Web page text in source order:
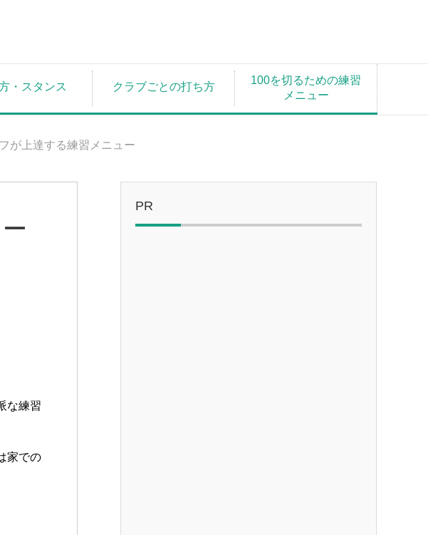
・スタンス クラブごとの打ち方
100を切るための練習
メニュー
が上達する練習メニュー
な練習
家での
PR